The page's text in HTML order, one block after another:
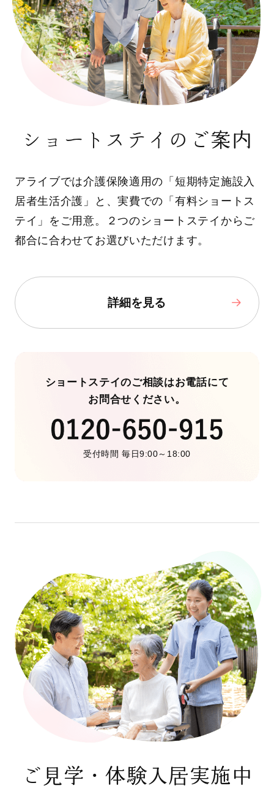
ショートステイのご案内
アライブでは介護保険適用の「短期特定施設入
居者生活介護」と、実費での「有料ショートス
テイ」をご用意。２つのショートステイからご
都合に合わせてお選びいただけます。
詳細を見る
ショートステイのご相談はお電話にて
お問合せください。
受付時間 毎日9:00～18:00
ご見学・体験入居実施中